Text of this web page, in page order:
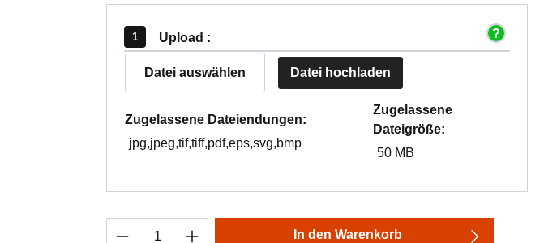
Upload :
Datei auswählen Datei hochladen
Zugelassene Dateiendungen:
jpg,jpeg,tif,tiff,pdf,eps,svg,bmp
Zugelassene
Dateigröße:
50 MB
Produkt Anzahl: Gib den gewünschten Wert ein
In den Warenkorb